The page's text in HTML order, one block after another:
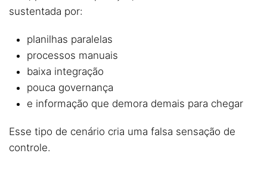
sustentada por:
planilhas paralelas
processos manuais
baixa integração
pouca governança
e informação que demora demais para chegar
Esse tipo de cenário cria uma falsa sensação de
controle.